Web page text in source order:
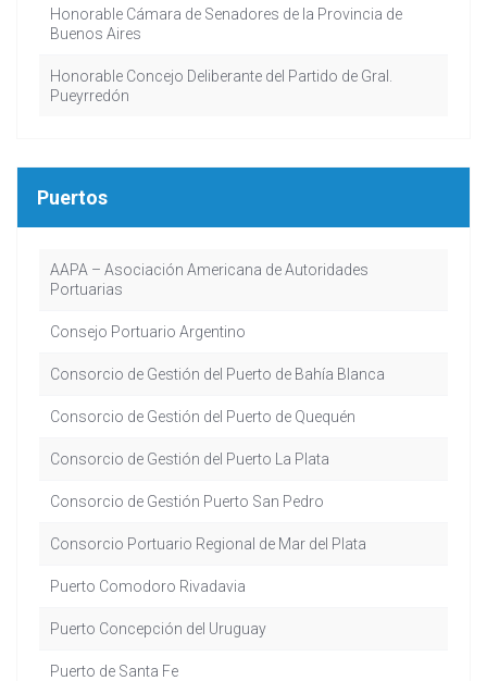
Honorable Cámara de Senadores de la Provincia de
Buenos Aires
Honorable Concejo Deliberante del Partido de Gral.
Pueyrredón
Puertos
AAPA – Asociación Americana de Autoridades
Portuarias
Consejo Portuario Argentino
Consorcio de Gestión del Puerto de Bahía Blanca
Consorcio de Gestión del Puerto de Quequén
Consorcio de Gestión del Puerto La Plata
Consorcio de Gestión Puerto San Pedro
Consorcio Portuario Regional de Mar del Plata
Puerto Comodoro Rivadavia
Puerto Concepción del Uruguay
Puerto de Santa Fe